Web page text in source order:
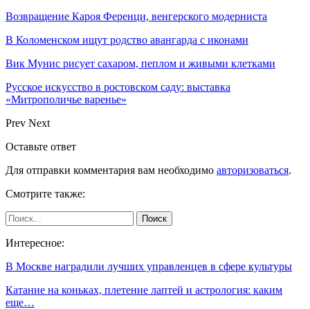
Возвращение Кароя Ференци, венгерского модерниста
В Коломенском ищут родство авангарда с иконами
Вик Мунис рисует сахаром, пеплом и живыми клетками
Русское искусство в ростовском саду: выставка
«Митрополичье варенье»
Prev Next
Оставьте ответ
Для отправки комментария вам необходимо авторизоваться.
Смотрите также:
Интересное:
В Москве наградили лучших управленцев в сфере культуры
Катание на коньках, плетение лаптей и астрология: каким
еще…